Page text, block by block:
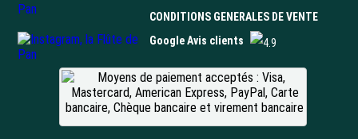
CONDITIONS GENERALES DE VENTE
Google Avis clients